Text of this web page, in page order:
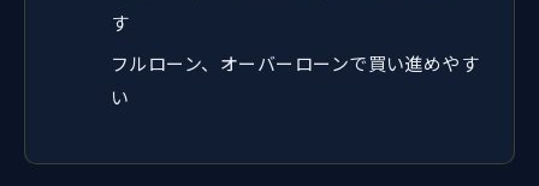
す
フルローン、オーバーローンで買い進めやす
い